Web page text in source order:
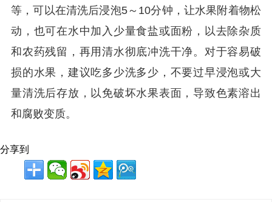
等，可以在清洗后浸泡5～10分钟，让水果附着物松
动，也可在水中加入少量食盐或面粉，以去除杂质
和农药残留，再用清水彻底冲洗干净。对于容易破
损的水果，建议吃多少洗多少，不要过早浸泡或大
量清洗后存放，以免破坏水果表面，导致色素溶出
和腐败变质。
分享到